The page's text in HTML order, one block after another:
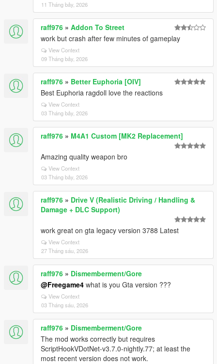
11 Tháng bảy, 2026
raff976 » Addon To Street
work but crash after few minutes of gameplay
View Context
09 Tháng bảy, 2026
raff976 » Better Euphoria [OIV]
Best Euphoria ragdoll love the reactions
View Context
03 Tháng bảy, 2026
raff976 » M4A1 Custom [MK2 Replacement]
Amazing quality weapon bro
View Context
03 Tháng bảy, 2026
raff976 » Drive V (Realistic Driving / Handling &
Damage + DLC Support)
work great on gta legacy version 3788 Latest
View Context
27 Tháng sáu, 2026
raff976 » Dismemberment/Gore
@Freegame4 what is you Gta version ???
View Context
03 Tháng sáu, 2026
raff976 » Dismemberment/Gore
The mod works correctly but requires
ScriptHookVDotNet-v3.7.0-nightly.77; at least the
most recent version does not work.